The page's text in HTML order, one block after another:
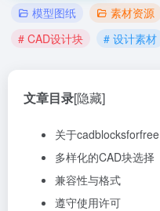
模型图纸 素材资源
# CAD设计块
# 设计素材
文章目录[隐藏]
关于cadblocksforfree
多样化的CAD块选择
兼容性与格式
遵守使用许可